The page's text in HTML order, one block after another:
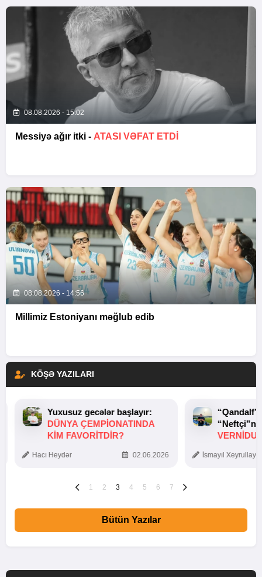
08.08.2026 - 15:02
Messiyə ağır itki - ATASI VƏFAT ETDI
08.08.2026 - 14:56
Millimiz Estoniyanı məğlub edib
KÖŞƏ YAZILARI
Yuxusuz gecələr başlayır:
DÜNYA ÇEMPIONATINDA
KIM FAVORITDIR?
Hacı Heydər 02.06.2026 İsmayıl
1 2 3 4 5 6 7
Bütün Yazılar